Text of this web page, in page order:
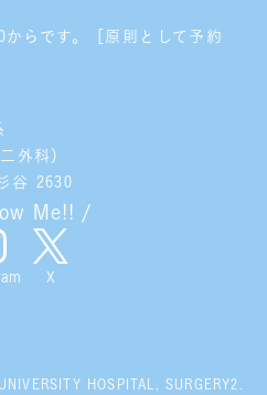
らです。［原則として予約
外科）
谷 2630
Me!! /
X
HOSPITAL, SURGERY2.